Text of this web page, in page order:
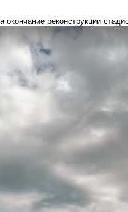
окончание реконструкции